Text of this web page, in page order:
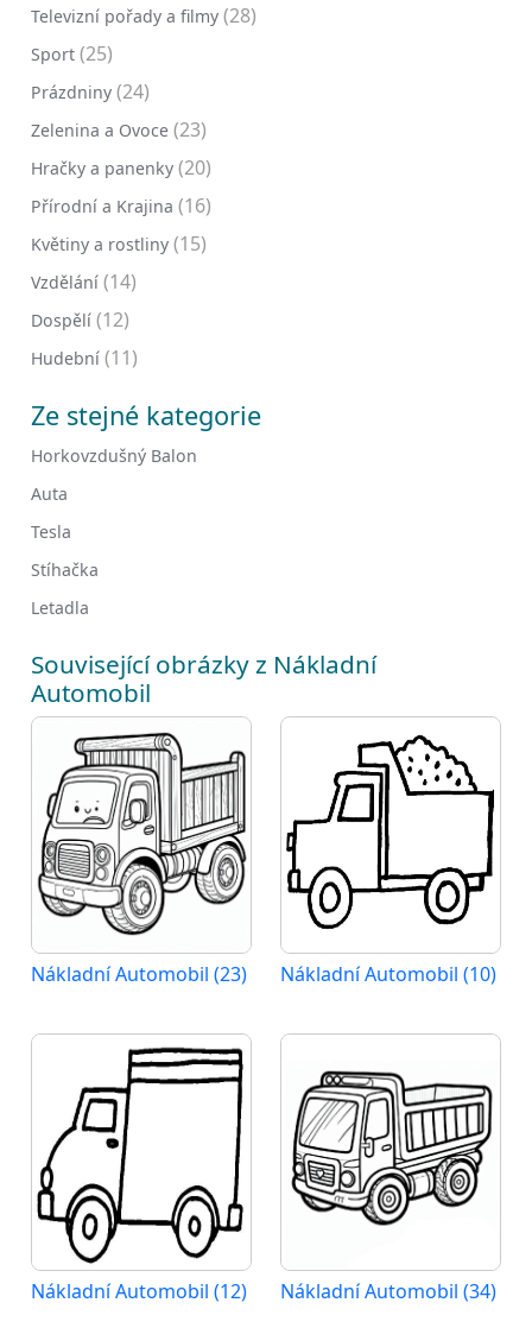
Televizní pořady a filmy (28)
Sport (25)
Prázdniny (24)
Zelenina a Ovoce (23)
Hračky a panenky (20)
Přírodní a Krajina (16)
Květiny a rostliny (15)
Vzdělání (14)
Dospělí (12)
Hudební (11)
Ze stejné kategorie
Horkovzdušný Balon
Auta
Tesla
Stíhačka
Letadla
Související obrázky z Nákladní
Automobil
Nákladní Automobil (23) Nákladní Automobil (10)
Nákladní Automobil (12) Nákladní Automobil (34)